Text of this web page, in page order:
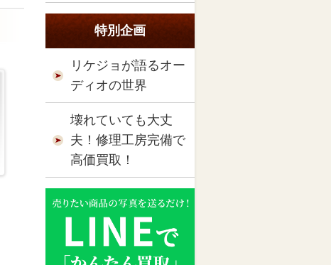
特別企画
リケジョが語るオー
ディオの世界
壊れていても大丈
夫！修理工房完備で
高価買取！